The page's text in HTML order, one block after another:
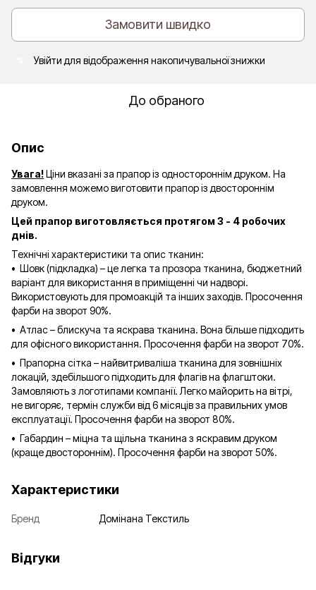
Замовити швидко
Увійти для відображення накопичувальної знижки
До обраного
Опис
Увага!Ціни вказані за прапор із одностороннім друком. На
замовлення можемо виготовити прапор із двостороннім
друком.
Цей прапор виготовляється протягом 3 - 4 робочих
днів.
Технічні характеристики та опис тканин:
• Шовк (підкладка) – це легка та прозора тканина, бюджетний
варіант для використання в приміщенні чи надворі.
Використовують для промоакцій та інших заходів. Просочення
фарби на зворот 90%.
• Атлас – блискуча та яскрава тканина. Вона більше підходить
для офісного використання. Просочення фарби на зворот 70%.
• Прапорна сітка – найвитриваліша тканина для зовнішніх
локацій, здебільшого підходить для флагів на флагштоки.
Замовляють з логотипами компанії. Легко майорить на вітрі,
не вигоряє, термін служби від 6 місяців за правильних умов
експлуатації. Просочення фарби на зворот 80%.
• Габардин – міцна та щільна тканина з яскравим друком
(краще двостороннім). Просочення фарби на зворот 50%.
Характеристики
Бренд Домінана Текстиль
Відгуки